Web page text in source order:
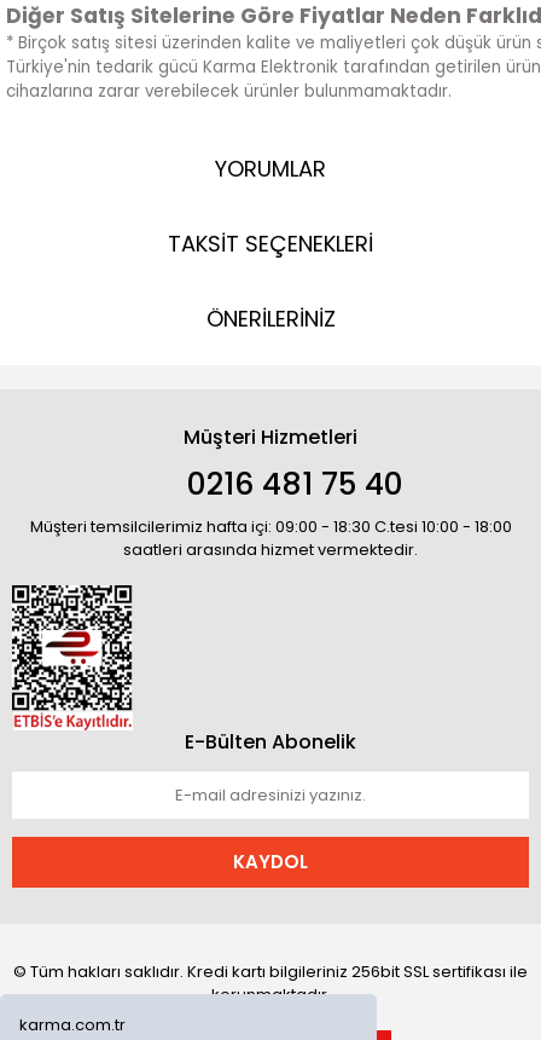
karma.com.tr
Diğer Satış Sitelerine Göre Fiyatlar Neden
* Birçok satış sitesi üzerinden kalite ve maliyetleri çok düşük ürün
Türkiye'nin tedarik gücü Karma Elektronik tarafından getirilen
cihazlarına zarar verebilecek ürünler bulunmamaktadır.
YORUMLAR
TAKSİT SEÇENEKLERİ
ÖNERİLERİNİZ
Müşteri Hizmetleri
0216 481 75 40
Müşteri temsilcilerimiz hafta içi: 09:00 - 18:30 C.tesi 10:00 - 18:00
saatleri arasında hizmet vermektedir.
E-Bülten Abonelik
KAYDOL
© Tüm hakları saklıdır. Kredi kartı bilgileriniz 256bit SSL sertifikası ile
korunmaktadır.